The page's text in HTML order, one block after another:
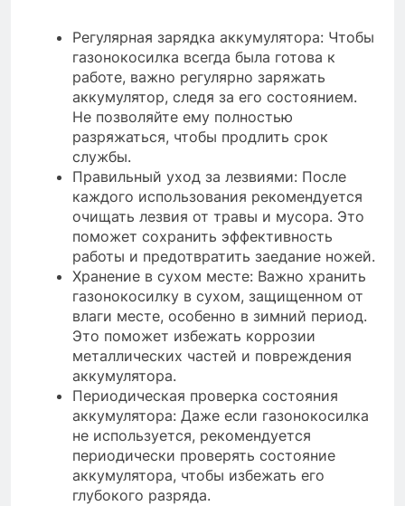
Регулярная зарядка аккумулятора: Чтобы
газонокосилка всегда была готова к
работе, важно регулярно заряжать
аккумулятор, следя за его состоянием.
Не позволяйте ему полностью
разряжаться, чтобы продлить срок
службы.
Правильный уход за лезвиями: После
каждого использования рекомендуется
очищать лезвия от травы и мусора. Это
поможет сохранить эффективность
работы и предотвратить заедание ножей.
Хранение в сухом месте: Важно хранить
газонокосилку в сухом, защищенном от
влаги месте, особенно в зимний период.
Это поможет избежать коррозии
металлических частей и повреждения
аккумулятора.
Периодическая проверка состояния
аккумулятора: Даже если газонокосилка
не используется, рекомендуется
периодически проверять состояние
аккумулятора, чтобы избежать его
глубокого разряда.